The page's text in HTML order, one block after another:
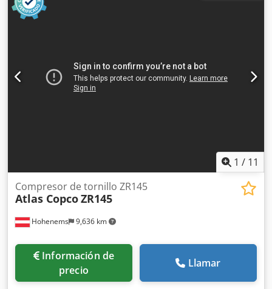
1 / 11
Hohenems 9,636 km
Compresor de tornillo ZR145
Atlas CopcoZR145
Información de
precio
Llamar